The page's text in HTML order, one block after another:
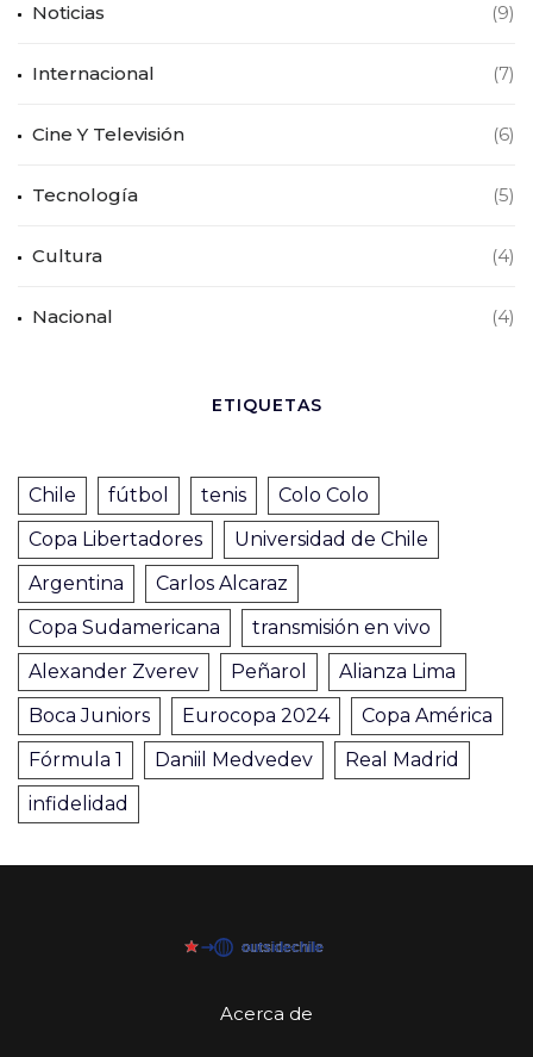
Noticias (9)
Internacional (7)
Cine Y Televisión (6)
Tecnología (5)
Cultura (4)
Nacional (4)
ETIQUETAS
Chile fútbol tenis
Colo Colo
Copa Libertadores
Universidad de Chile
Argentina
Carlos Alcaraz
Copa Sudamericana
transmisión en vivo
Alexander Zverev
Peñarol
Alianza Lima
Boca Juniors
Eurocopa 2024
Copa América
Fórmula 1
Daniil Medvedev
Real Madrid
infidelidad
Acerca de